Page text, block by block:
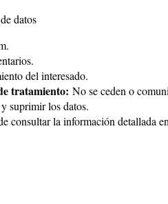
datos
del interesado.
tratamiento: No se ceden o
suprimir los datos.
consultar la información detallada